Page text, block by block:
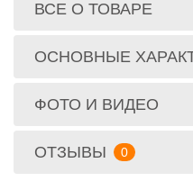
ВСЕ О ТОВАРЕ
ОСНОВНЫЕ
ФОТО И ВИДЕО
ОТЗЫВЫ 0